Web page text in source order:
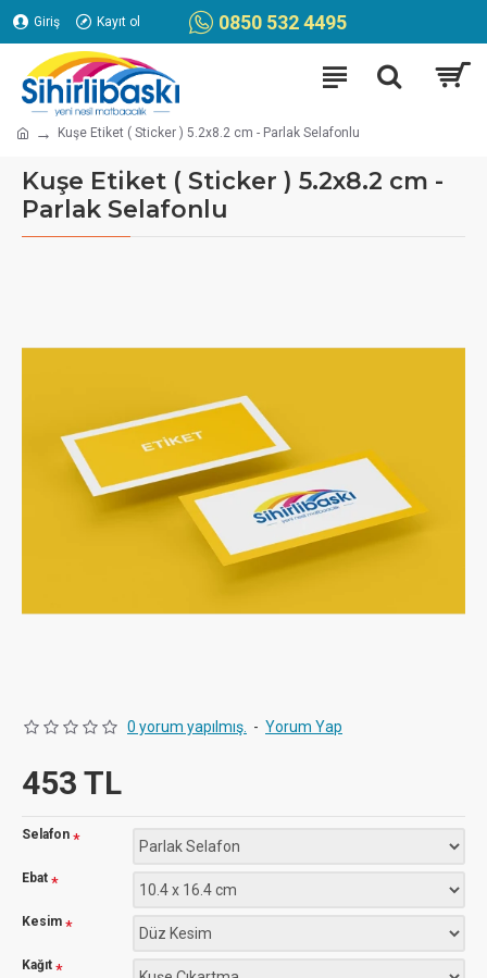
Giriş Kayıt ol 0850 532 4495
Kuşe Etiket ( Sticker ) 5.2x8.2 cm - Parlak Selafonlu
Kuşe Etiket ( Sticker ) 5.2x8.2 cm -
Parlak Selafonlu
0 yorum yapılmış. - Yorum Yap
453 TL
Selafon
Ebat
Kesim
Kağıt